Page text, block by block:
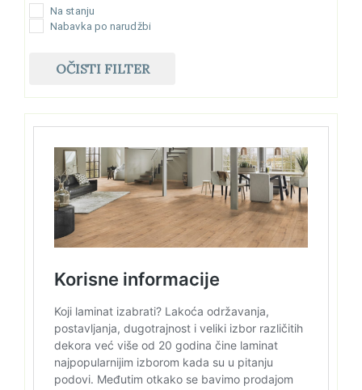
Na stanju
Nabavka po narudžbi
OČISTI FILTER